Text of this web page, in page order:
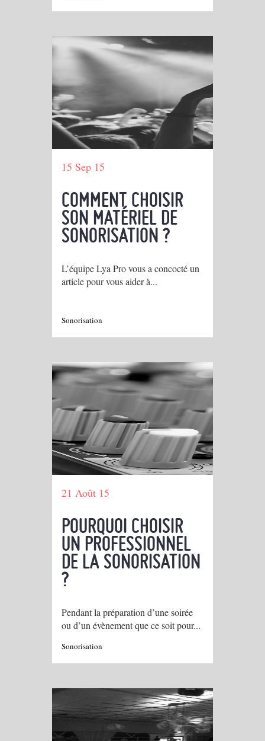
15 Sep 15
COMMENT CHOISIR
SON MATÉRIEL DE
SONORISATION ?
L’équipe Lya Pro vous a concocté un
article pour vous aider à...
Sonorisation
21 Août 15
POURQUOI CHOISIR
UN PROFESSIONNEL
DE LA SONORISATION
?
Pendant la préparation d’une soirée
ou d’un évènement que ce soit pour...
Sonorisation